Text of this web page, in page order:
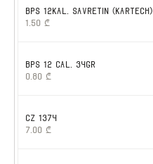
BPS 12kal. SAVRETIN (KARTECH)
1.50 ₾
BPS 12 cal. 34gr
0.80 ₾
CZ 1374
7.00 ₾